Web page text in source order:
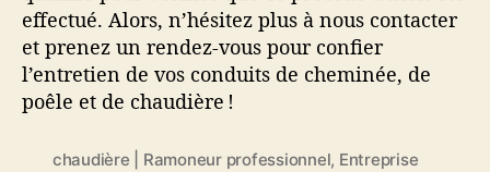
effectué. Alors, n’hésitez plus à nous contacter
et prenez un rendez-vous pour confier
l’entretien de vos conduits de cheminée, de
poêle et de chaudière !
chaudière | Ramoneur professionnel, Entreprise